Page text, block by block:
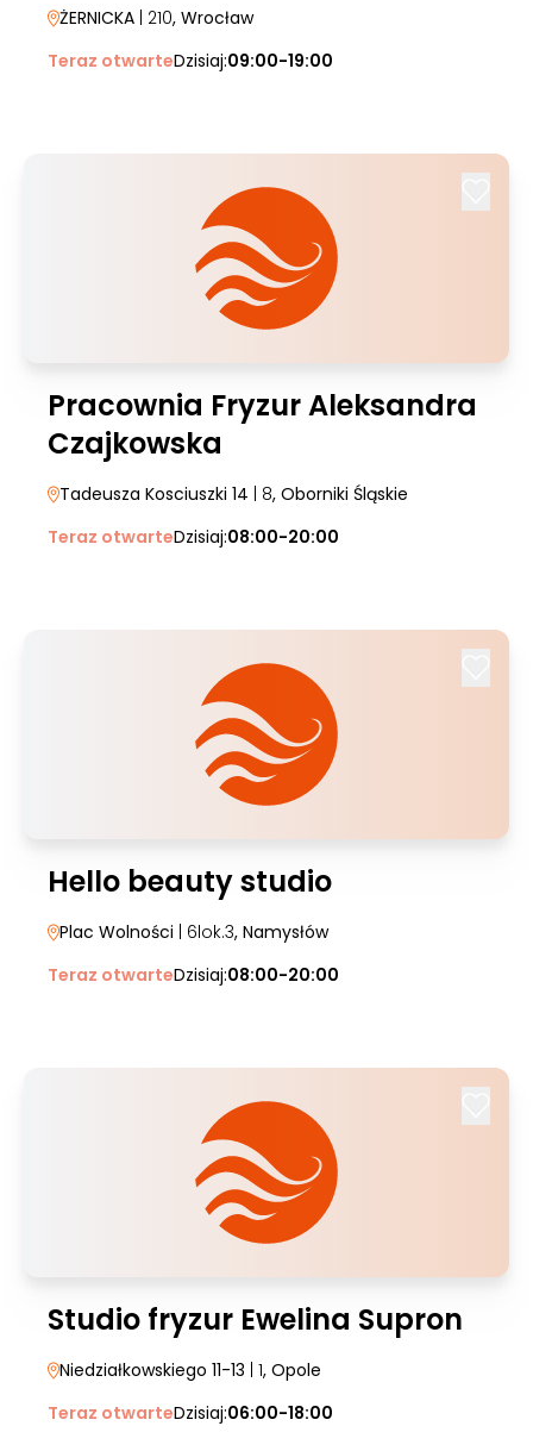
ŻERNICKA | 210, Wrocław
Teraz otwarteDzisiaj:09:00-19:00
Pracownia Fryzur Aleksandra
Czajkowska
Tadeusza Kosciuszki 14 | 8, Oborniki Śląskie
Teraz otwarteDzisiaj:08:00-20:00
Hello beauty studio
Plac Wolności | 6lok.3, Namysłów
Teraz otwarteDzisiaj:08:00-20:00
Studio fryzur Ewelina Supron
Niedziałkowskiego 11-13 | 1, Opole
Teraz otwarteDzisiaj:06:00-18:00